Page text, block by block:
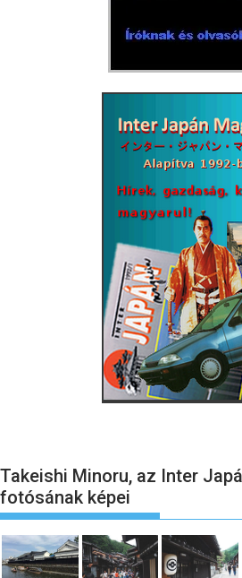
Takeishi Minoru, az Inter
fotósának képei